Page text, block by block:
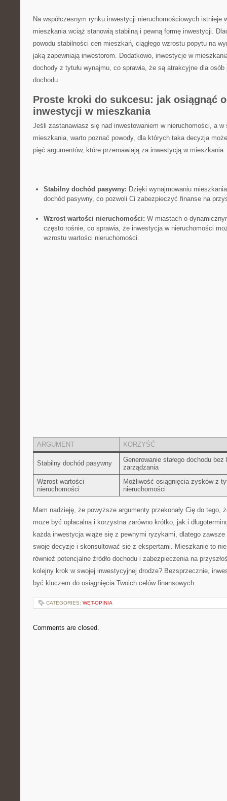
Na ⁢współczesnym rynku inwestycji nieruchomościowych ⁣istnieje
mieszkania⁣ wciąż stanowią stabilną i⁤ pewną⁣ formę ​inwestycji.
powodu stabilności cen ⁤mieszkań,​ ciągłego wzrostu popytu na
jaką‌ zapewniają inwestorom.‍ Dodatkowo, inwestycje w
dochody ⁤z tytułu wynajmu, co sprawia, ⁢że są atrakcyjne dla
dochodu. ⁢
Proste kroki do sukcesu: jak‍ osiągnąć‍
inwestycji w mieszkania
Jeśli zastanawiasz się nad inwestowaniem ⁢w nieruchomości, a w
mieszkania, warto poznać powody, dla których taka decyzja
pięć argumentów, które‌ przemawiają‍ za inwestycją⁢ w mieszkania:
Stabilny dochód ​pasywny: Dzięki wynajmowaniu
dochód pasywny, co pozwoli⁣ Ci zabezpieczyć finanse⁢ na
Wzrost⁤ wartości nieruchomości: W miastach⁣ o
często rośnie, co sprawia,⁢ że inwestycja w nieruchomości
wzrostu wartości nieruchomości.
ARGUMENT KORZYŚĆ
Stabilny dochód pasywny
Generowanie stałego dochodu
zarządzania
Wzrost wartości
nieruchomości
Możliwość osiągnięcia​ zysków z
nieruchomości
Mam nadzieję, że powyższe argumenty przekonały Cię do tego,
może być opłacalna i‌ korzystna zarówno krótko, jak ⁣i
każda inwestycja wiąże się z pewnymi ryzykami, dlatego zawsze
swoje decyzje i skonsultować się z ⁢ekspertami. Mieszkanie to
również potencjalne⁤ źródło dochodu i zabezpieczenia na
kolejny krok⁤ w swojej inwestycyjnej drodze? Bezsprzecznie,
być ⁣kluczem do osiągnięcia Twoich celów finansowych.
CATEGORIES: WET-OPINIA
Comments are closed.